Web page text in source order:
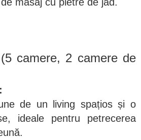
camere, 2 camere de
de un living spațios și o
ideale pentru petrecerea